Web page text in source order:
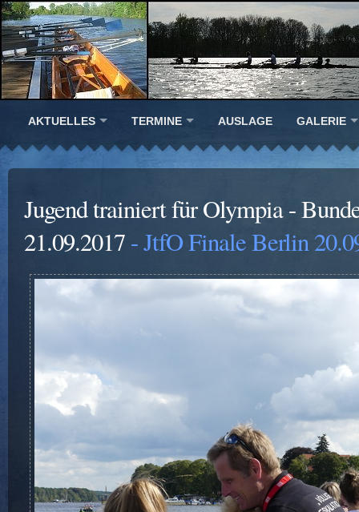
AKTUELLES TERMINE AUSLAGE GALERIE
Jugend trainiert für Olympia -
21.09.2017- JtfO Finale Berlin